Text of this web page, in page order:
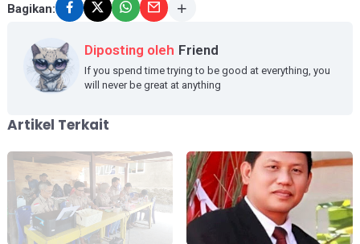
Bagikan:
Diposting oleh Friend
If you spend time trying to be good at everything, you
will never be great at anything
Artikel Terkait